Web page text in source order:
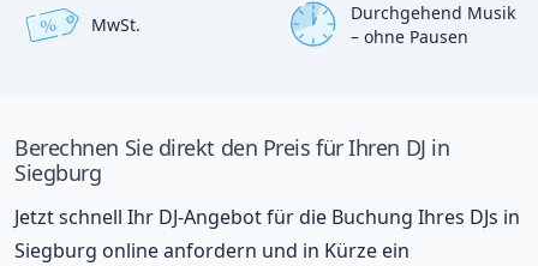
% MwSt.
Durchgehend Musik
– ohne Pausen
Berechnen Sie direkt den Preis für Ihren DJ in
Siegburg
Jetzt schnell Ihr DJ-Angebot für die Buchung Ihres DJs in
Siegburg online anfordern und in Kürze ein